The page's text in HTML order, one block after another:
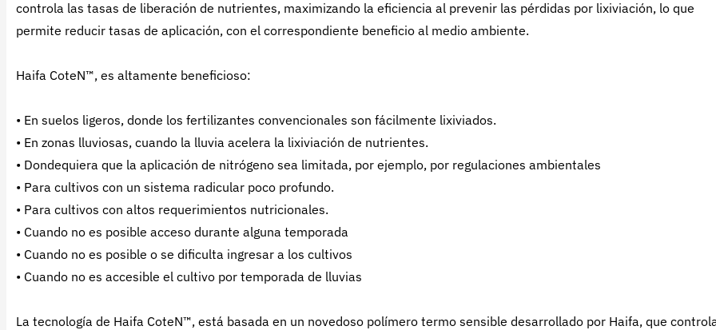
controla las tasas de liberación de nutrientes, maximizando la eficiencia al prevenir las pérdidas por lixiviación, lo que
permite reducir tasas de aplicación, con el correspondiente beneficio al medio ambiente.
Haifa CoteN™, es altamente beneficioso:
• En suelos ligeros, donde los fertilizantes convencionales son fácilmente lixiviados.
• En zonas lluviosas, cuando la lluvia acelera la lixiviación de nutrientes.
• Dondequiera que la aplicación de nitrógeno sea limitada, por ejemplo, por regulaciones ambientales
• Para cultivos con un sistema radicular poco profundo.
• Para cultivos con altos requerimientos nutricionales.
• Cuando no es posible acceso durante alguna temporada
• Cuando no es posible o se dificulta ingresar a los cultivos
• Cuando no es accesible el cultivo por temporada de lluvias
La tecnología de Haifa CoteN™, está basada en un novedoso polímero termo sensible desarrollado por Haifa, que